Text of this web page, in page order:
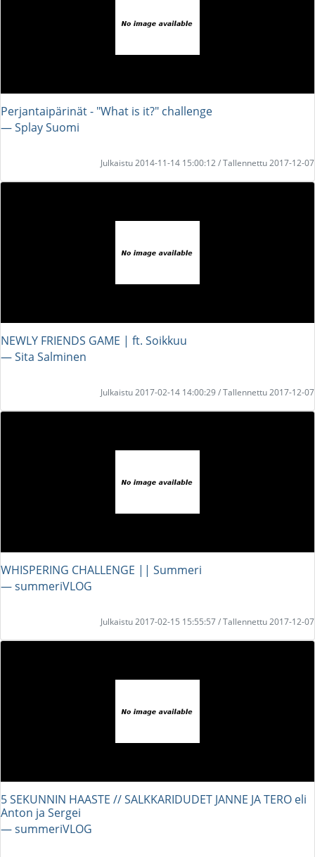
Perjantaipärinät - "What is it?" challenge
― Splay Suomi
Julkaistu 2014-11-14 15:00:12 / Tallennettu 2017-12-07
NEWLY FRIENDS GAME | ft. Soikkuu
― Sita Salminen
Julkaistu 2017-02-14 14:00:29 / Tallennettu 2017-12-07
WHISPERING CHALLENGE || Summeri
― summeriVLOG
Julkaistu 2017-02-15 15:55:57 / Tallennettu 2017-12-07
5 SEKUNNIN HAASTE // SALKKARIDUDET JANNE JA TERO eli
Anton ja Sergei
― summeriVLOG